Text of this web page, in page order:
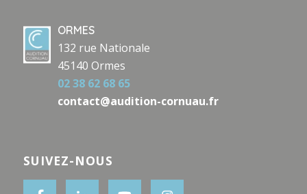
ORMES
132 rue Nationale
45140 Ormes
02 38 62 68 65
contact@audition-cornuau.fr
SUIVEZ-NOUS